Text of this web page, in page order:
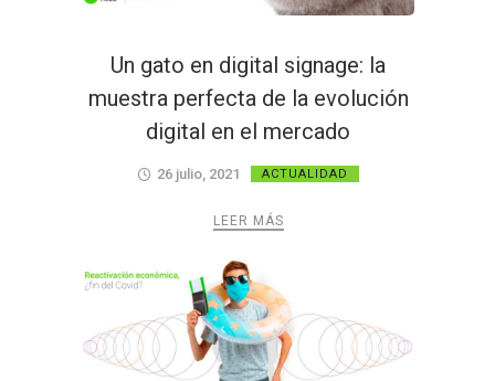
Un gato en digital signage: la
muestra perfecta de la evolución
digital en el mercado
26 julio, 2021 ACTUALIDAD
LEER MÁS